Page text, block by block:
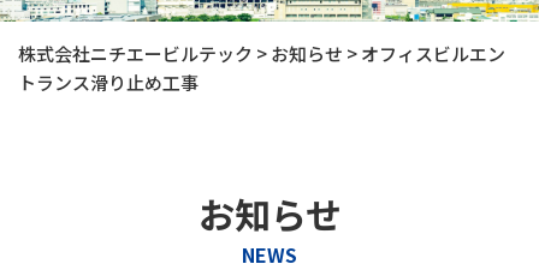
株式会社ニチエービルテック >お知らせ >オフィスビルエン
トランス滑り止め工事
お知らせ
NEWS